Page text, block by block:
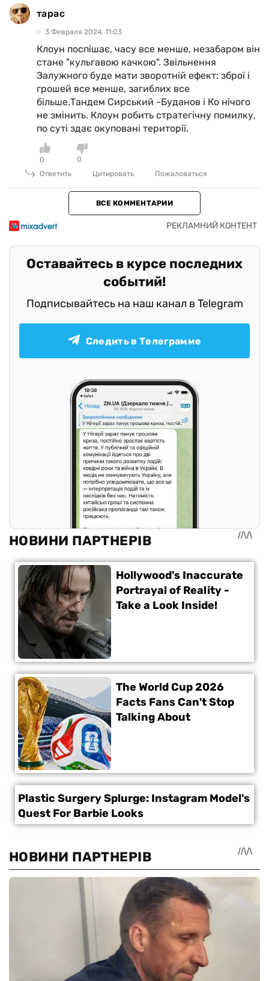
тарас
3 Февраля 2024, 11:03
Клоун поспішає, часу все менше, незабаром він
стане "кульгавою качкою". Звільнення
Залужного буде мати зворотній ефект: зброї і
грошей все менше, загиблих все
більше.Тандем Сирський -Буданов і Ко нічого
не змінить. Клоун робить стратегічну помилку,
по суті здає окуповані території.
0
0
Ответить
Цитировать Пожаловаться
ВСЕ КОММЕНТАРИИ
Оставайтесь в курсе последних
событий!
Подписывайтесь на наш канал в Telegram
Следить в Телеграмме